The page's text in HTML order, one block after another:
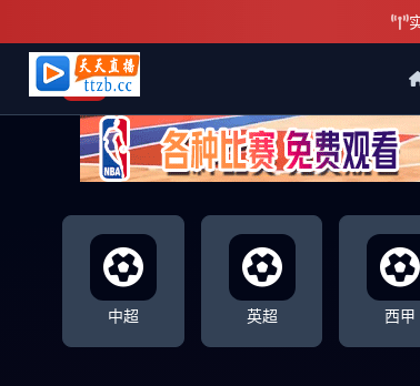
天天直播网
中超 英超 西甲